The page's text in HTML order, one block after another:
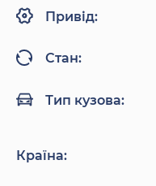
Привід:
Стан:
Тип кузова:
Країна: